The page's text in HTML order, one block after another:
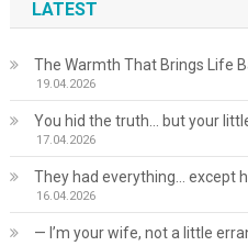
LATEST
The Warmth That Brings Life
19.04.2026
You hid the truth… but your
17.04.2026
They had everything… except
16.04.2026
— I’m your wife, not a little